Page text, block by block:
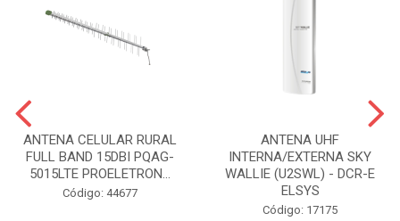
ANTENA CELULAR RURAL
FULL BAND 15DBI PQAG-
5015LTE PROELETRON...
Código: 44677
ANTENA UHF
INTERNA/EXTERNA SKY
WALLIE (U2SWL) - DCR-E
ELSYS
Código: 17175